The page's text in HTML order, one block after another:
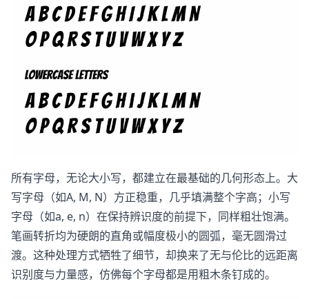
所有字母，无论大小写，都建立在最基础的几何形态上。大
写字母（如A, M, N）方正稳重，几乎填满整个字高；小写
字母（如a, e, n）在保持辨识度的前提下，同样粗壮饱满。
笔画转折均为硬朗的直角或幅度极小的圆弧，毫无圆滑过
渡。这种处理方式牺牲了细节，却换来了无与伦比的远距离
识别度与力量感，仿佛每个字母都是用粗木条钉成的。